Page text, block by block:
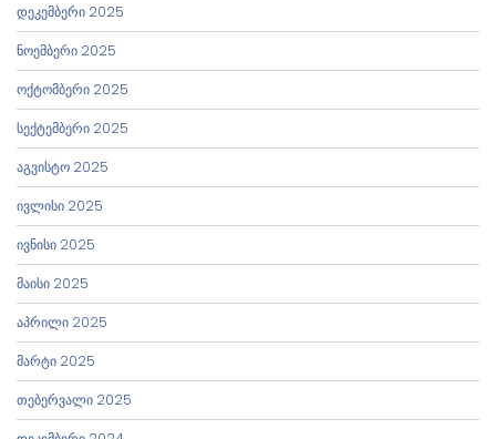
დეკემბერი 2025
ნოემბერი 2025
ოქტომბერი 2025
სექტემბერი 2025
აგვისტო 2025
ივლისი 2025
ივნისი 2025
მაისი 2025
აპრილი 2025
მარტი 2025
თებერვალი 2025